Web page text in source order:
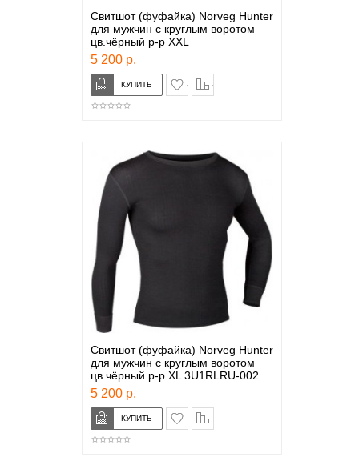
Свитшот (фуфайка) Norveg Hunter
для мужчин с круглым воротом
цв.чёрный р-р XXL
5 200 р.
в закладки
Свитшот (фуфайка) Norveg Hunter
для мужчин с круглым воротом
цв.чёрный р-р XL 3U1RLRU-002
5 200 р.
в закладки